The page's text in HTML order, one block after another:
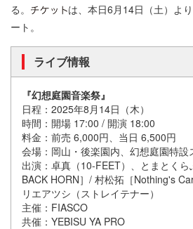
る。
は、本日6月14日（土）よ
ート。
ライブ情報
『幻想庭園音楽祭』
日程：2025年8月14日（木）
時間：開場 17:00 / 開演 18:00
料金：前売 6,000円、当日 6,500円
会場：岡山・後楽園内、幻想庭園特設
出演：卓真（10-FEET）、とまとく
BACK HORN］/ 村松拓［Nothing's
リエアツシ（ストレイテナー）
主催：FIASCO
共催：YEBISU YA PRO